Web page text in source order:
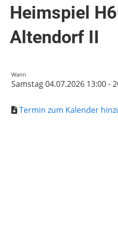
Heimspiel
Altendorf II
Wann
Samstag 04.07.2026 13:00 -
Termin zum Kalender